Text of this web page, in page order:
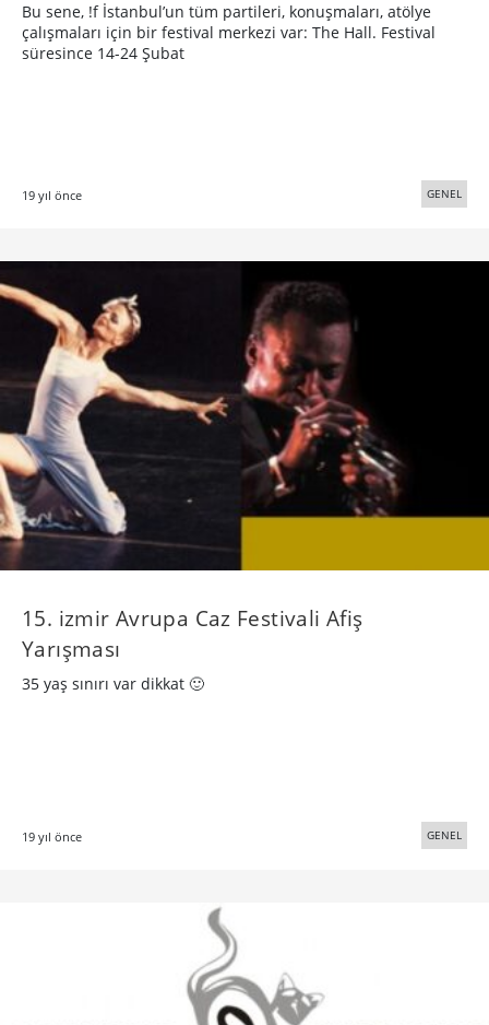
Bu sene, !f İstanbul’un tüm partileri, konuşmaları, atölye
çalışmaları için bir festival merkezi var: The Hall. Festival
süresince 14-24 Şubat
19 yıl önce GENEL
15. izmir Avrupa Caz Festivali Afiş
Yarışması
35 yaş sınırı var dikkat 🙂
19 yıl önce GENEL